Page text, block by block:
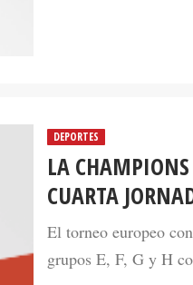
DEPORTES
LA
CUARTA
El torneo europeo
grupos E, F, G y H